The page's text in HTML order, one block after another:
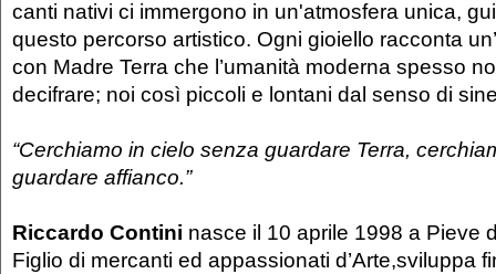
canti nativi ci immergono in un'atmosfera unica,
questo percorso artistico. Ogni gioiello racconta
con Madre Terra che l’umanità moderna spesso
decifrare; noi così piccoli e lontani dal senso di
“Cerchiamo in cielo senza guardare Terra,
guardare affianco.”
Riccardo Contini nasce il 10 aprile 1998 a Pieve
Figlio di mercanti ed appassionati d’Arte,sviluppa